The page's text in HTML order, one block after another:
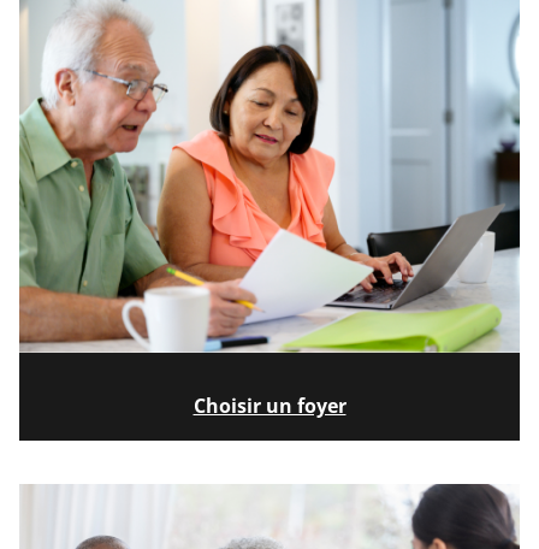
Choisir un foyer